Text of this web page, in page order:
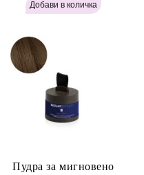
Light Blonde H646
Пудра за мигновено